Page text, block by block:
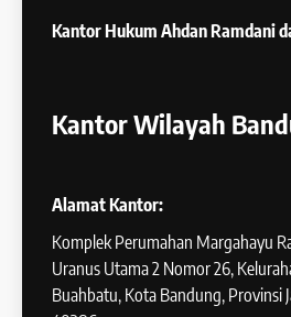
Kantor Hukum Ahdan Ramdani
Kantor Wilayah
Alamat Kantor:
Komplek Perumahan Margahayu
Uranus Utama 2 Nomor 26,
Buahbatu, Kota Bandung, Provinsi